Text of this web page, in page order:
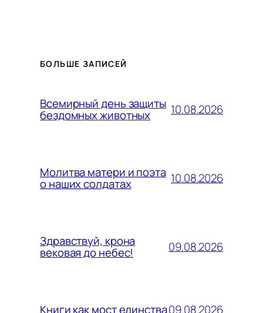
БОЛЬШЕ ЗАПИСЕЙ
Всемирный день защиты
бездомных животных 10.08.2026
Молитва матери и поэта
о наших солдатах 10.08.2026
Здравствуй, крона
вековая до небес! 09.08.2026
Книги как мост единства09.08.2026